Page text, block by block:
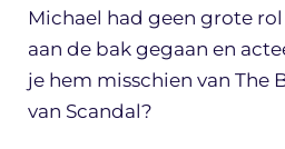
Michael had geen grote
aan de bak gegaan en
je hem misschien van The
van Scandal?